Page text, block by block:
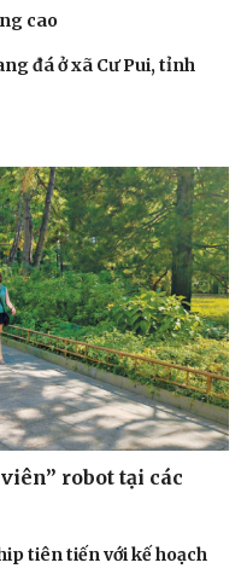
cao
đá ở xã Cư Pui, tỉnh
robot tại các
tiên tiến với kế hoạch